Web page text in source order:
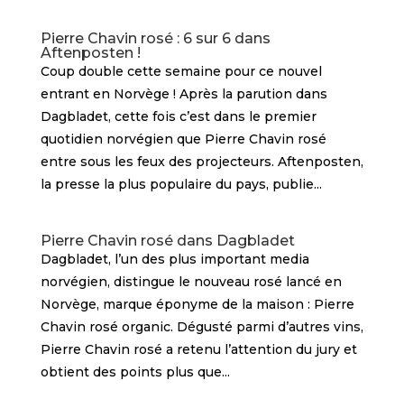
Pierre Chavin rosé : 6 sur 6 dans
Aftenposten !
Coup double cette semaine pour ce nouvel
entrant en Norvège ! Après la parution dans
Dagbladet, cette fois c’est dans le premier
quotidien norvégien que Pierre Chavin rosé
entre sous les feux des projecteurs. Aftenposten,
la presse la plus populaire du pays, publie...
Pierre Chavin rosé dans Dagbladet
Dagbladet, l’un des plus important media
norvégien, distingue le nouveau rosé lancé en
Norvège, marque éponyme de la maison : Pierre
Chavin rosé organic. Dégusté parmi d’autres vins,
Pierre Chavin rosé a retenu l’attention du jury et
obtient des points plus que...